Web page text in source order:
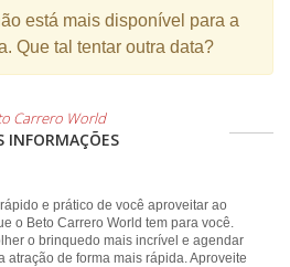
está mais disponível para a
Que tal tentar outra data?
Carrero World
INFORMAÇÕES
e prático de você aproveitar ao
o Beto Carrero World tem para você.
o brinquedo mais incrível e agendar
atração de forma mais rápida. Aproveite